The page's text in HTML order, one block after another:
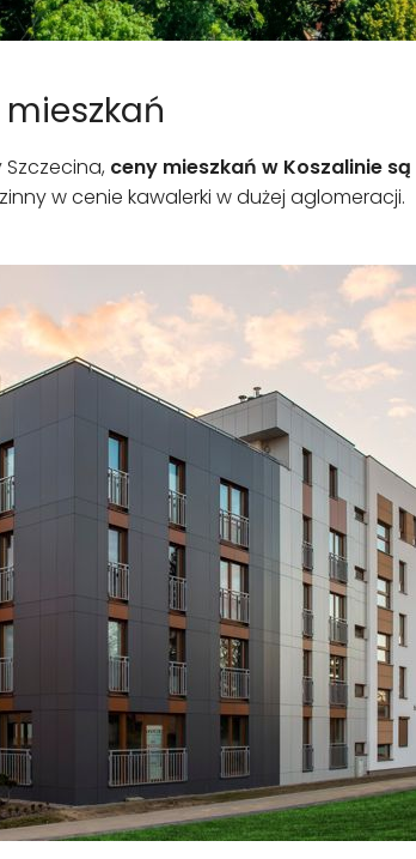
ceny mieszkań w Koszalinie
w cenie kawalerki w dużej aglomeracji.